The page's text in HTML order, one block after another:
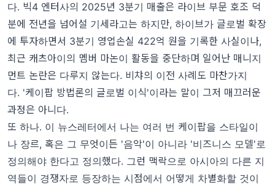
다. 빅4 엔터사의 2025년 3분기 매출은 라이브 부문 호조 덕
분에 전년을 넘어설 기세라고는 하지만, 하이브가 글로벌 확장
에 투자하면서 3분기 영업손실 422억 원을 기록한 사실이나,
최근 캐츠아이의 멤버 마논이 활동을 중단하며 일어난 매니지
먼트 논란은 다루지 않는다. 비챠의 이전 사례도 마찬가지
다. '케이팝 방법론의 글로벌 이식'이라는 말이 그저 매끄러운
과정은 아니다.
또 하나. 이 뉴스레터에서 나는 여러 번 케이팝을 스타일이
나 장르, 혹은 그 무엇이든 '음악'이 아니라 '비즈니스 모델'로
정의해야 한다고 정의했다. 그런 맥락으로 아시아의 다른 지
역들이 경쟁자로 등장하는 시점에서 어떻게 차별화할 것이